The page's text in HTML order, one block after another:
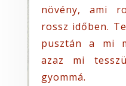
növény, ami
rossz időben.
pusztán a mi
azaz mi